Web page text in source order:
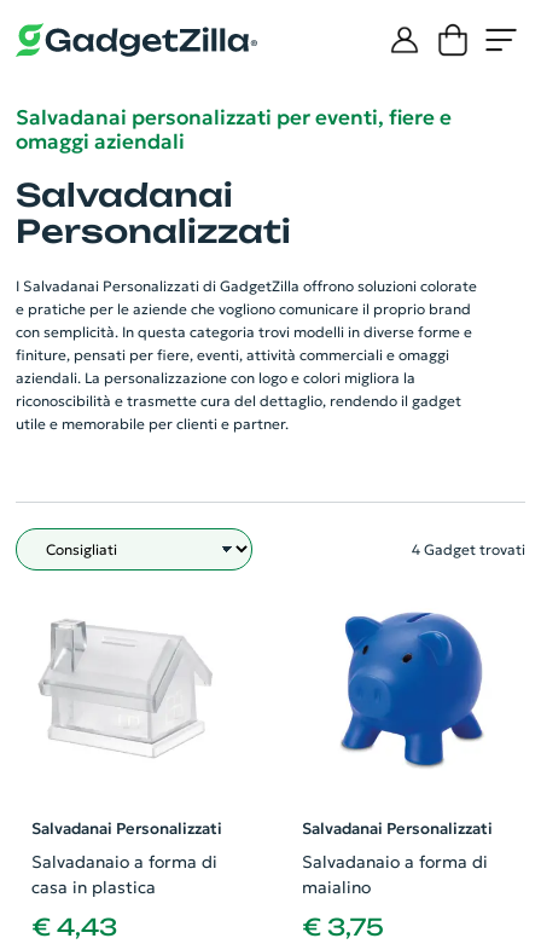
Salvadanai personalizzati per eventi, fiere e
omaggi aziendali
Salvadanai
Personalizzati
I Salvadanai Personalizzati di GadgetZilla offrono soluzioni colorate
e pratiche per le aziende che vogliono comunicare il proprio brand
con semplicità. In questa categoria trovi modelli in diverse forme e
finiture, pensati per fiere, eventi, attività commerciali e omaggi
aziendali. La personalizzazione con logo e colori migliora la
riconoscibilità e trasmette cura del dettaglio, rendendo il gadget
utile e memorabile per clienti e partner.
Filtro 4 Gadget trovati
Salvadanai Personalizzati
Salvadanaio a forma di
casa in plastica
€ 4,43
Salvadanai Personalizzati
Salvadanaio a forma di
maialino
€ 3,75